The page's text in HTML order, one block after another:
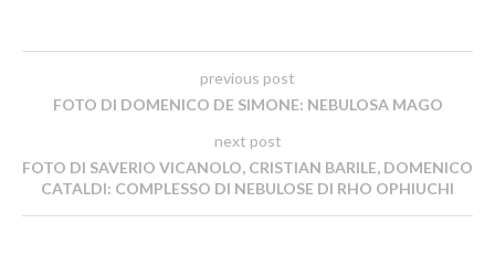
previous post
FOTO DI DOMENICO DE SIMONE: NEBULOSA MAGO
next post
FOTO DI SAVERIO VICANOLO, CRISTIAN BARILE, DOMENICO
CATALDI: COMPLESSO DI NEBULOSE DI RHO OPHIUCHI